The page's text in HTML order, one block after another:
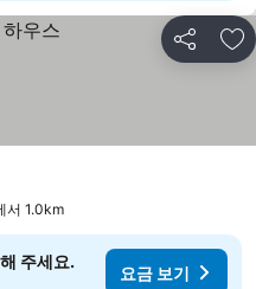
공유 즐
서 1.0km
주세요.
요금 보기